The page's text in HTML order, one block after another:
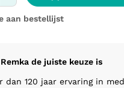
aan bestellijst
de juiste keuze is
dan 120 jaar ervaring in